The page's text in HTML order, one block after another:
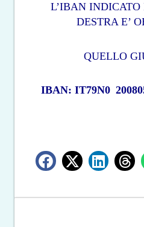
L’IBAN
DESTRA E’
QUELLO
IBAN: IT79N0